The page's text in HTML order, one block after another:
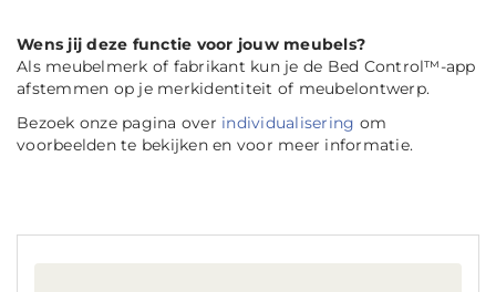
Wens jij deze functie voor jouw meubels?
Als meubelmerk of fabrikant kun je de Bed Control™-app
afstemmen op je merkidentiteit of meubelontwerp.
Bezoek onze pagina over individualisering om
voorbeelden te bekijken en voor meer informatie.